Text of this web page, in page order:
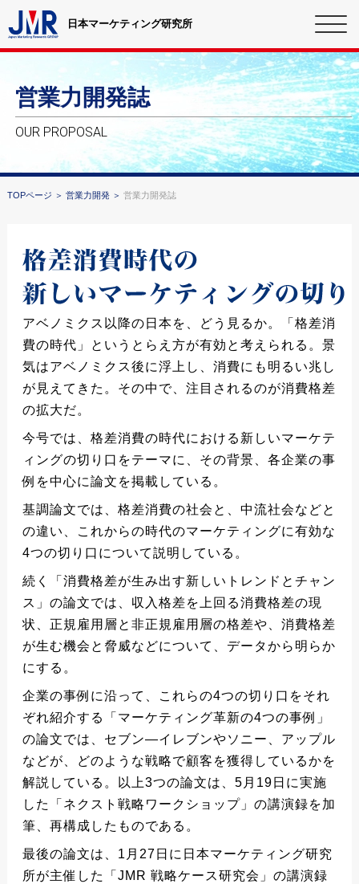
日本マーケティング研究所
営業力開発誌
OUR PROPOSAL
TOPページ 営業力開発 営業力開発誌
アベノミクス以降の日本を、どう見るか。「格差消
費の時代」というとらえ方が有効と考えられる。景
気はアベノミクス後に浮上し、消費にも明るい兆し
が見えてきた。その中で、注目されるのが消費格差
の拡大だ。
今号では、格差消費の時代における新しいマーケテ
ィングの切り口をテーマに、その背景、各企業の事
例を中心に論文を掲載している。
基調論文では、格差消費の社会と、中流社会などと
の違い、これからの時代のマーケティングに有効な
4つの切り口について説明している。
続く「消費格差が生み出す新しいトレンドとチャン
ス」の論文では、収入格差を上回る消費格差の現
状、正規雇用層と非正規雇用層の格差や、消費格差
が生む機会と脅威などについて、データから明らか
にする。
企業の事例に沿って、これらの4つの切り口をそれ
ぞれ紹介する「マーケティング革新の4つの事例」
の論文では、セブン―イレブンやソニー、アップル
などが、どのような戦略で顧客を獲得しているかを
解説している。以上3つの論文は、5月19日に実施
した「ネクスト戦略ワークショップ」の講演録を加
筆、再構成したものである。
最後の論文は、1月27日に日本マーケティング研究
所が主催した「JMR 戦略ケース研究会」の講演録